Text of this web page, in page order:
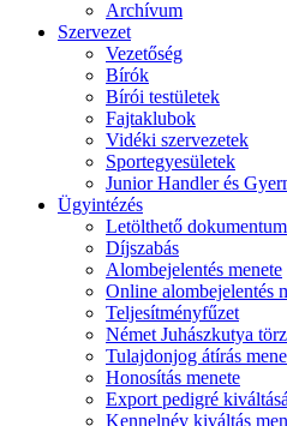
Archívum
Szervezet
Vezetőség
Bírók
Bírói testületek
Fajtaklubok
Vidéki szervezetek
Sportegyesületek
Junior Handler és
Ügyintézés
Letölthető
Díjszabás
Alombejelentés menete
Online alombejelentés
Teljesítményfűzet
Német Juhászkutya
Tulajdonjog átírás
Honosítás menete
Export pedigré
Kennelnév kiváltás